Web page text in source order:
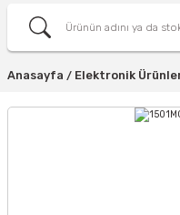
Anasayfa Elektronik